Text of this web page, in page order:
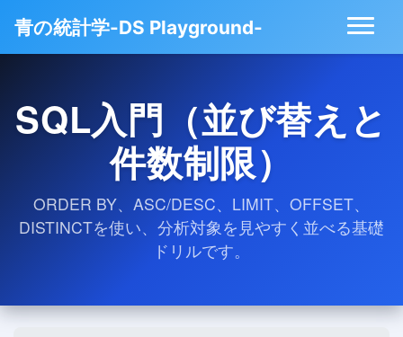
青の統計学-DS Playground-
SQL入門（並び替えと
件数制限）
ORDER BY、ASC/DESC、LIMIT、OFFSET、
DISTINCTを使い、分析対象を見やすく並べる基礎
ドリルです。